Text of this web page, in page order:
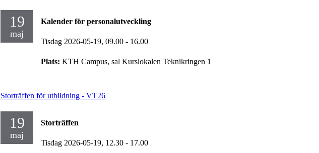
19
maj
Kalender för personalutveckling
Tisdag 2026-05-19, 09.00 - 16.00
Plats: KTH Campus, sal Kurslokalen Teknikringen 1
Storträffen för utbildning - VT26
19
maj
Storträffen
Tisdag 2026-05-19, 12.30 - 17.00